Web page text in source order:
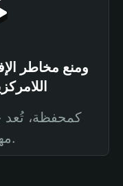
ومنع مخاطر
كمحفظة، تُعد
مهمتنا الأساسية.